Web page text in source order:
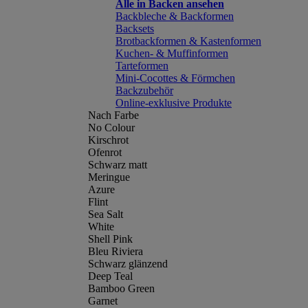
Alle in Backen ansehen
Backbleche & Backformen
Backsets
Brotbackformen & Kastenformen
Kuchen- & Muffinformen
Tarteformen
Mini-Cocottes & Förmchen
Backzubehör
Online-exklusive Produkte
Nach Farbe
No Colour
Kirschrot
Ofenrot
Schwarz matt
Meringue
Azure
Flint
Sea Salt
White
Shell Pink
Bleu Riviera
Schwarz glänzend
Deep Teal
Bamboo Green
Garnet